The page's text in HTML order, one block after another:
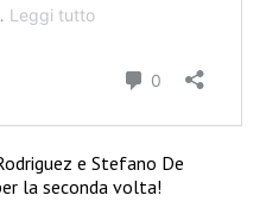
e Stefano De
la seconda volta!